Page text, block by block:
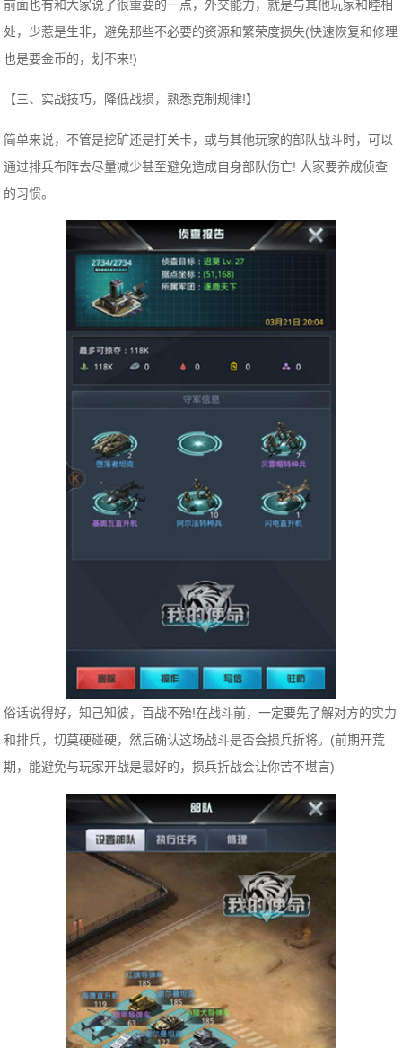
前面也有和大家说了很重要的一点，外交能力，就是与其他玩家和睦相
处，少惹是生非，避免那些不必要的资源和繁荣度损失(快速恢复和修理
也是要金币的，划不来!)
【三、实战技巧，降低战损，熟悉克制规律!】
简单来说，不管是挖矿还是打关卡，或与其他玩家的部队战斗时，可以
通过排兵布阵去尽量减少甚至避免造成自身部队伤亡! 大家要养成侦查
的习惯。
俗话说得好，知己知彼，百战不殆!在战斗前，一定要先了解对方的实力
和排兵，切莫硬碰硬，然后确认这场战斗是否会损兵折将。(前期开荒
期，能避免与玩家开战是最好的，损兵折战会让你苦不堪言)